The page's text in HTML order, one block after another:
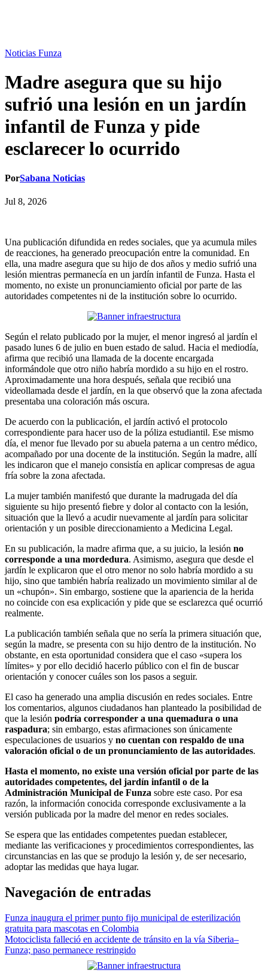
Noticias Funza
Madre asegura que su hijo
sufrió una lesión en un jardín
infantil de Funza y pide
esclarecer lo ocurrido
PorSabana Noticias
Jul 8, 2026
Una publicación difundida en redes sociales, que ya acumula miles
de reacciones, ha generado preocupación entre la comunidad. En
ella, una madre asegura que su hijo de dos años y medio sufrió una
lesión mientras permanecía en un jardín infantil de Funza. Hasta el
momento, no existe un pronunciamiento oficial por parte de las
autoridades competentes ni de la institución sobre lo ocurrido.
Según el relato publicado por la mujer, el menor ingresó al jardín el
pasado lunes 6 de julio en buen estado de salud. Hacia el mediodía,
afirma que recibió una llamada de la docente encargada
informándole que otro niño habría mordido a su hijo en el rostro.
Aproximadamente una hora después, señala que recibió una
videollamada desde el jardín, en la que observó que la zona afectada
presentaba una coloración más oscura.
De acuerdo con la publicación, el jardín activó el protocolo
correspondiente para hacer uso de la póliza estudiantil. Ese mismo
día, el menor fue llevado por su abuela paterna a un centro médico,
acompañado por una docente de la institución. Según la madre, allí
les indicaron que el manejo consistía en aplicar compresas de agua
fría sobre la zona afectada.
La mujer también manifestó que durante la madrugada del día
siguiente su hijo presentó fiebre y dolor al contacto con la lesión,
situación que la llevó a acudir nuevamente al jardín para solicitar
orientación y un posible direccionamiento a Medicina Legal.
En su publicación, la madre afirma que, a su juicio, la lesión no
corresponde a una mordedura. Asimismo, asegura que desde el
jardín le explicaron que el otro menor no solo habría mordido a su
hijo, sino que también habría realizado un movimiento similar al de
un «chupón». Sin embargo, sostiene que la apariencia de la herida
no coincide con esa explicación y pide que se esclarezca qué ocurrió
realmente.
La publicación también señala que no sería la primera situación que,
según la madre, se presenta con su hijo dentro de la institución. No
obstante, en esta oportunidad considera que el caso «supera los
límites» y por ello decidió hacerlo público con el fin de buscar
orientación y conocer cuáles son los pasos a seguir.
El caso ha generado una amplia discusión en redes sociales. Entre
los comentarios, algunos ciudadanos han planteado la posibilidad de
que la lesión podría corresponder a una quemadura o una
raspadura; sin embargo, estas afirmaciones son únicamente
especulaciones de usuarios y no cuentan con respaldo de una
valoración oficial o de un pronunciamiento de las autoridades.
Hasta el momento, no existe una versión oficial por parte de las
autoridades competentes, del jardín infantil o de la
Administración Municipal de Funza sobre este caso. Por esa
razón, la información conocida corresponde exclusivamente a la
versión publicada por la madre del menor en redes sociales.
Se espera que las entidades competentes puedan establecer,
mediante las verificaciones y procedimientos correspondientes, las
circunstancias en las que se produjo la lesión y, de ser necesario,
adoptar las medidas que haya lugar.
Navegación de entradas
Funza inaugura el primer punto fijo municipal de esterilización
gratuita para mascotas en Colombia
Motociclista falleció en accidente de tránsito en la vía Siberia–
Funza; paso permanece restringido